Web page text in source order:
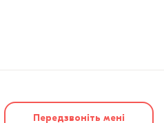
Передзвоніть мені